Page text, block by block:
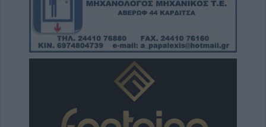
Το Σάββατο 8 Αυγούστου η κηδεία της Βάιας
Χασομέρη
7 Αυγούστου 2026, 13:14
Στο 3,4% ο πληθωρισμός τον Ιούλιο του
2026 σύμφωνα με την ΕΛΣΤΑΤ
Μαγνησία: Χωρίς τις αισθήσεις της
ανασύρθηκε 70χρονη στην Άφησσο